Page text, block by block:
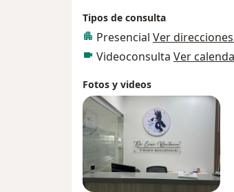
Tipos de consulta
Presencial Ver
Videoconsulta Ver
Fotos y videos